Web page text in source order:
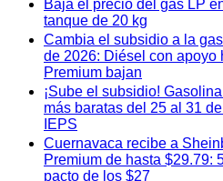
Baja el precio del gas LP
tanque de 20 kg
Cambia el subsidio a la
de 2026: Diésel con apoyo
Premium bajan
¡Sube el subsidio!
más baratas del 25 al 31
IEPS
Cuernavaca recibe a
Premium de hasta $29.79:
pacto de los $27